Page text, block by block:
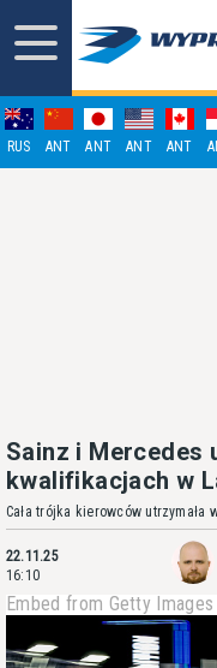
RUS ANT ANT ANT ANT
Sainz i Mercedes
kwalifikacjach w
Cała trójka kierowców
22.11.25
16:10
Embed from Getty Images